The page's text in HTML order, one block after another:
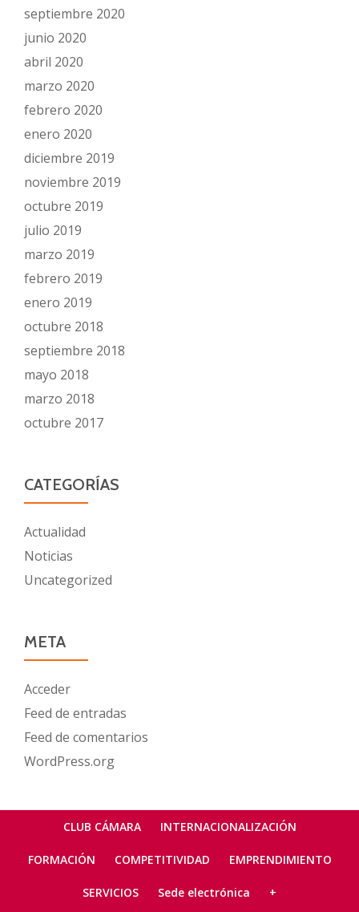
septiembre 2020
junio 2020
abril 2020
marzo 2020
febrero 2020
enero 2020
diciembre 2019
noviembre 2019
octubre 2019
julio 2019
marzo 2019
febrero 2019
enero 2019
octubre 2018
septiembre 2018
mayo 2018
marzo 2018
octubre 2017
CATEGORÍAS
Actualidad
Noticias
Uncategorized
META
Acceder
Feed de entradas
Feed de comentarios
WordPress.org
Menú
secundario
CLUB CÁMARA INTERNACIONALIZACIÓN
FORMACIÓN COMPETITIVIDAD EMPRENDIMIENTO
SERVICIOS Sede electrónica +